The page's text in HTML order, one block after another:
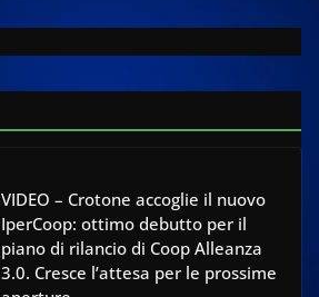
VIDEO – Crotone accoglie il nuovo
IperCoop: ottimo debutto per il
piano di rilancio di Coop Alleanza
3.0. Cresce l’attesa per le prossime